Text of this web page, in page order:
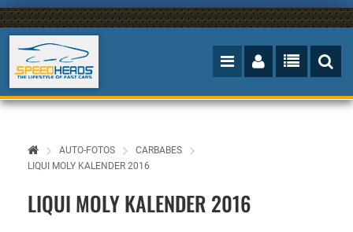
AUTO-FOTOS
CARBABES
LIQUI MOLY KALENDER 2016
LIQUI MOLY KALENDER 2016